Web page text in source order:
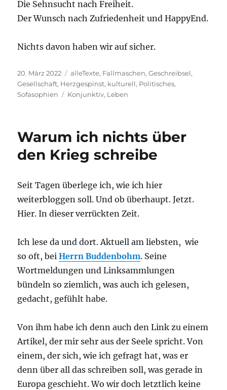
Die Sehnsucht nach Freiheit.
Der Wunsch nach Zufriedenheit und HappyEnd.
Nichts davon haben wir auf sicher.
Veröffentlicht
am
20. März 2022 Kategorien
alleTexte, Fallmaschen,Geschreibsel,
Gesellschaft, Herzgespinst, kulturell, Politisches,
Sofasophien
Schlagwörter
Konjunktiv, Leben
Warum ich nichts über
den Krieg schreibe
Seit Tagen überlege ich, wie ich hier
weiterbloggen soll. Und ob überhaupt. Jetzt.
Hier. In dieser verrückten Zeit.
Ich lese da und dort. Aktuell am liebsten, wie
so oft, beiHerrn Buddenbohm. Seine
Wortmeldungen und Linksammlungen
bündeln so ziemlich, was auch ich gelesen,
gedacht, gefühlt habe.
Von ihm habe ich denn auch den Link zu einem
Artikel, der mir sehr aus der Seele spricht. Von
einem, der sich, wie ich gefragt hat, was er
denn über all das schreiben soll, was gerade in
Europa geschieht. Wo wir doch letztlich keine